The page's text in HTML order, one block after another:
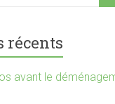
récents
avant le